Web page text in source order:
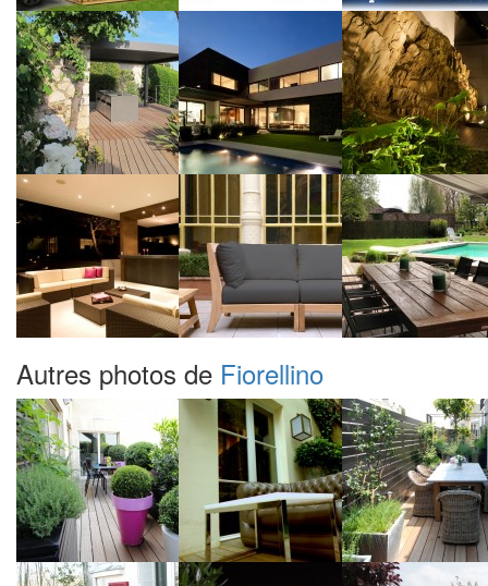
Autres photos de Fiorellino